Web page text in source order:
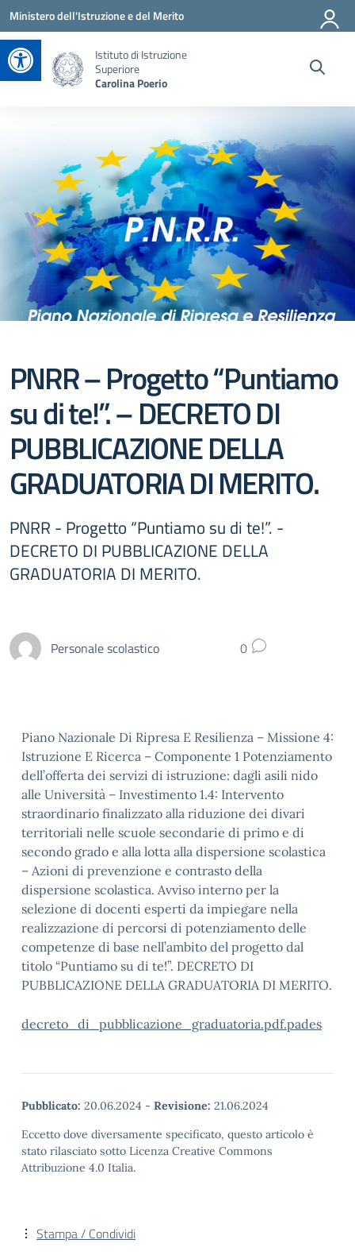
Apri la barra degli strumenti
Vai ai contenuti
Vai al menu di navigazione
Vai al footer
Ministero dell'Istruzione e del Merito
Istituto di Istruzione
Superiore
Carolina Poerio
PNRR – Progetto “Puntiamo
su di te!”. – DECRETO DI
PUBBLICAZIONE DELLA
GRADUATORIA DI MERITO.
PNRR - Progetto “Puntiamo su di te!”. -
DECRETO DI PUBBLICAZIONE DELLA
GRADUATORIA DI MERITO.
Personale scolastico 0
Piano Nazionale Di Ripresa E Resilienza – Missione 4:
Istruzione E Ricerca – Componente 1 Potenziamento
dell’offerta dei servizi di istruzione: dagli asili nido
alle Università – Investimento 1.4: Intervento
straordinario finalizzato alla riduzione dei divari
territoriali nelle scuole secondarie di primo e di
secondo grado e alla lotta alla dispersione scolastica
– Azioni di prevenzione e contrasto della
dispersione scolastica. Avviso interno per la
selezione di docenti esperti da impiegare nella
realizzazione di percorsi di potenziamento delle
competenze di base nell’ambito del progetto dal
titolo “Puntiamo su di te!”. DECRETO DI
PUBBLICAZIONE DELLA GRADUATORIA DI MERITO.
decreto_di_pubblicazione_graduatoria.pdf.pades
Pubblicato: 20.06.2024 - Revisione: 21.06.2024
Eccetto dove diversamente specificato, questo articolo è
stato rilasciato sotto Licenza Creative Commons
Attribuzione 4.0 Italia.
Stampa / Condividi